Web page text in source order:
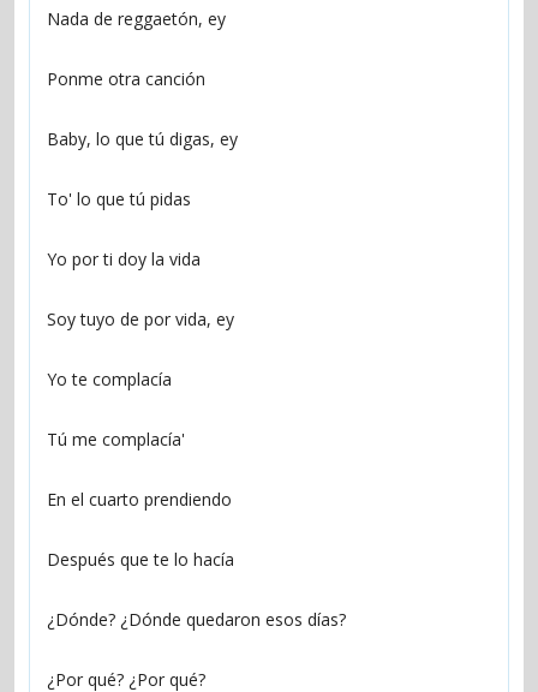
Nada de reggaetón, ey
Ponme otra canción
Baby, lo que tú digas, ey
To' lo que tú pidas
Yo por ti doy la vida
Soy tuyo de por vida, ey
Yo te complacía
Tú me complacía'
En el cuarto prendiendo
Después que te lo hacía
¿Dónde? ¿Dónde quedaron esos días?
¿Por qué? ¿Por qué?